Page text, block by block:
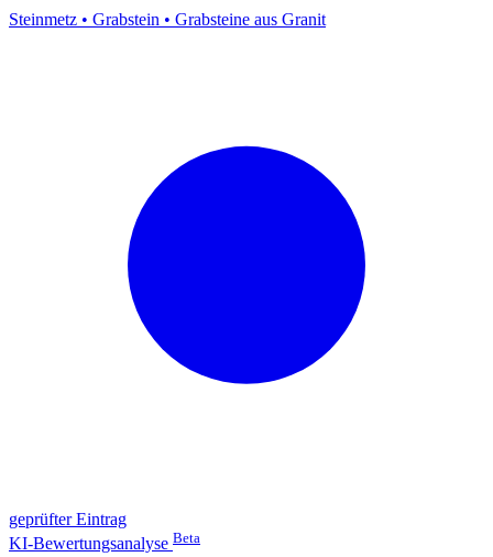
Steinmetz • Grabstein • Grabsteine aus Granit
geprüfter Eintrag
KI-Bewertungsanalyse Beta